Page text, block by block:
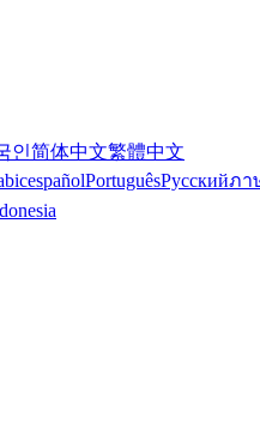
인简体中文繁體中文
españolPortuguêsРусскийภา